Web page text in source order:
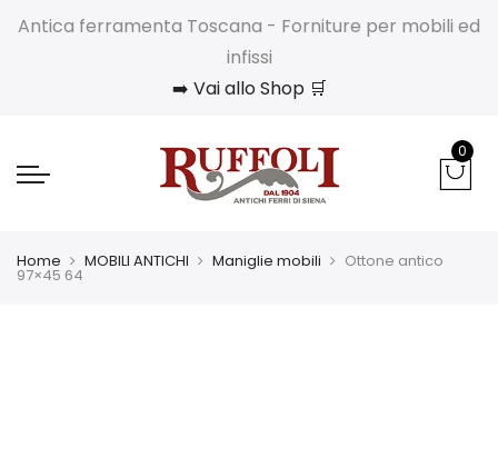
Antica ferramenta Toscana - Forniture per mobili ed
infissi
➡️ Vai allo Shop 🛒
0
Home MOBILI ANTICHI Maniglie mobili Ottone antico
97×45 64